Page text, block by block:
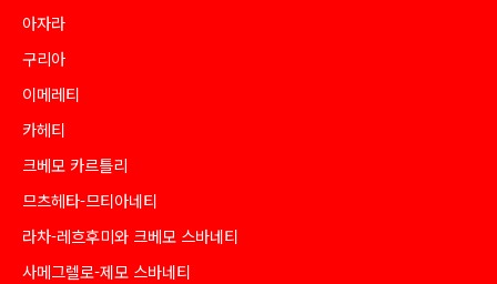
아자라
구리아
이메레티
카헤티
크베모 카르틀리
므츠헤타-므티아네티
라차-레흐후미와 크베모 스바네티
사메그렐로-제모 스바네티